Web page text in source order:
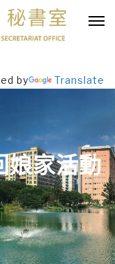
by Translate
娘家活動